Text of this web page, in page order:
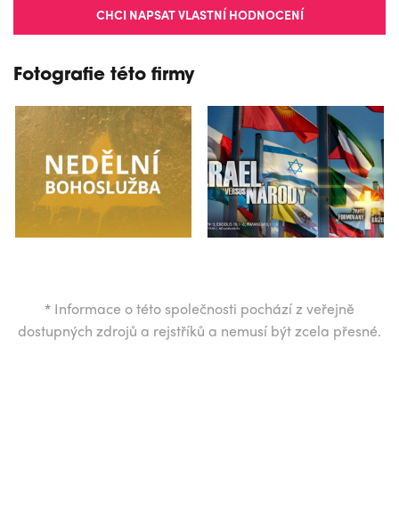
CHCI NAPSAT VLASTNÍ HODNOCENÍ
Fotografie této firmy
* Informace o této společnosti pochází z veřejně
dostupných zdrojů a rejstříků a nemusí být zcela přesné.